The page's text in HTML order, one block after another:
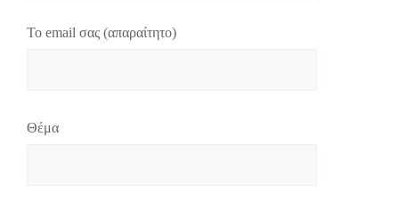
Το email σας (απαραίτητο)
Θέμα